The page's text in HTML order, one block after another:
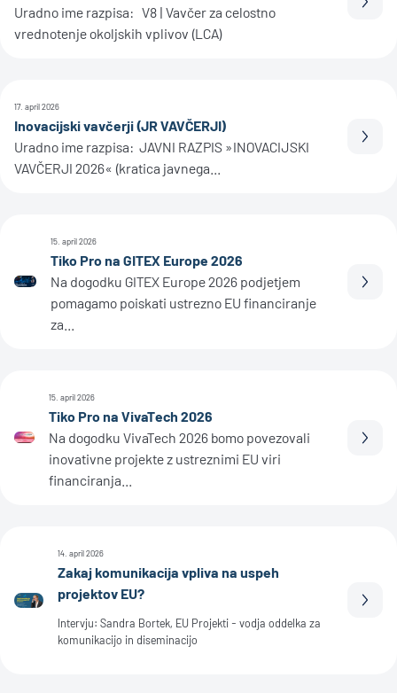
Uradno ime razpisa: V8 | Vavčer za celostno
vrednotenje okoljskih vplivov (LCA)
17. april 2026
Inovacijski vavčerji (JR VAVČERJI)
Uradno ime razpisa: JAVNI RAZPIS »INOVACIJSKI
VAVČERJI 2026« (kratica javnega...
15. april 2026
Tiko Pro na GITEX Europe 2026
Na dogodku GITEX Europe 2026 podjetjem
pomagamo poiskati ustrezno EU financiranje
za...
15. april 2026
Tiko Pro na VivaTech 2026
Na dogodku VivaTech 2026 bomo povezovali
inovativne projekte z ustreznimi EU viri
financiranja...
14. april 2026
Zakaj komunikacija vpliva na uspeh
projektov EU?
Intervju: Sandra Bortek, EU Projekti - vodja oddelka za
komunikacijo in diseminacijo